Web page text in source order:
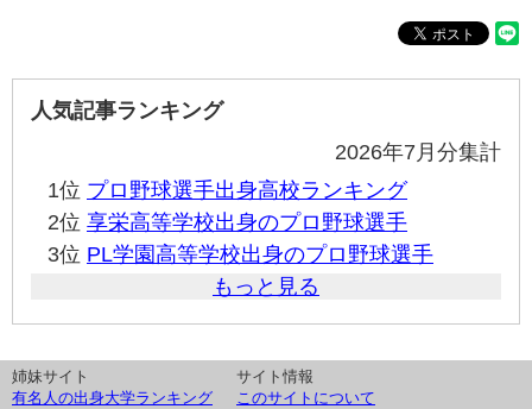
人気記事ランキング
2026年7月分集計
1位 プロ野球選手出身高校ランキング
2位 享栄高等学校出身のプロ野球選手
3位 PL学園高等学校出身のプロ野球選手
もっと見る
姉妹サイト
有名人の出身大学ランキング
サイト情報
このサイトについて